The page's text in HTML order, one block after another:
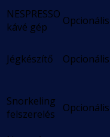
NESPRESSO
kávé gép
Opcionális
Jégkészítő Opcionális
Snorkeling
felszerelés
Opcionális